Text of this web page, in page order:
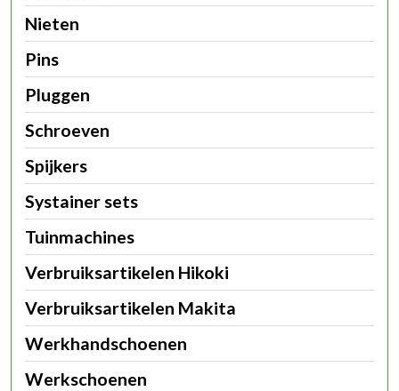
Nieten
Pins
Pluggen
Schroeven
Spijkers
Systainer sets
Tuinmachines
Verbruiksartikelen Hikoki
Verbruiksartikelen Makita
Werkhandschoenen
Werkschoenen